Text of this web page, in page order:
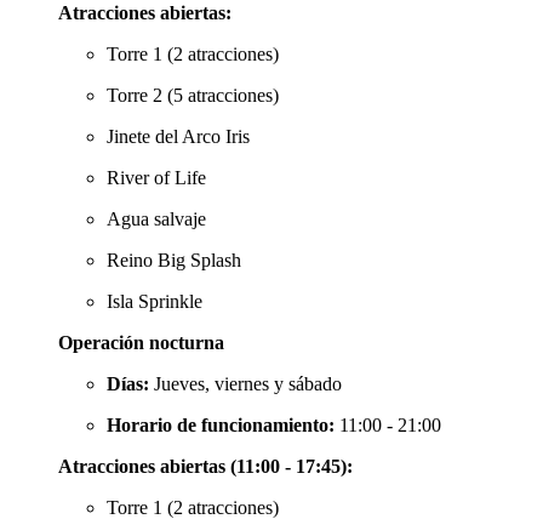
Atracciones abiertas:
Torre 1 (2 atracciones)
Torre 2 (5 atracciones)
Jinete del Arco Iris
River of Life
Agua salvaje
Reino Big Splash
Isla Sprinkle
Operación nocturna
Días: Jueves, viernes y sábado
Horario de funcionamiento: 11:00 - 21:00
Atracciones abiertas (11:00 - 17:45):
Torre 1 (2 atracciones)